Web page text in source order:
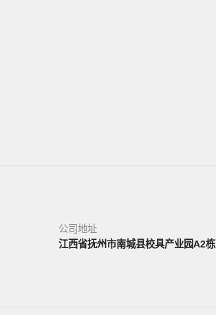
公司地址
江西省抚州市南城县校具产业园A2栋